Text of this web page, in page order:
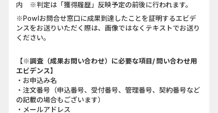
内 ※判定は「獲得履歴」反映予定の前後に行われます。
※Powlお問合せ窓口に成果到達したことを証明するエビデ
ンスをお送りいただく際は、画像ではなくテキストでお送り
ください。
【※調査（成果お問い合わせ）に必要な項目/ 問い合わせ用
エビデンス】
・お申込み名
・注文番号（申込番号、受付番号、管理番号、契約番号など
の記載の場合もございます）
・メールアドレス